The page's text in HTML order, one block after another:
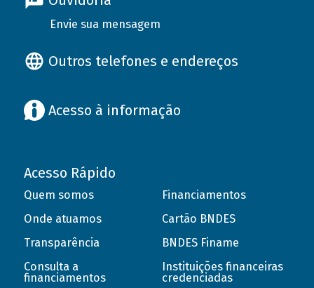
Envie sua mensagem
Outros telefones e endereços
Acesso à informação
Acesso Rápido
Quem somos
Onde atuamos
Transparência
Consulta a
financiamentos
Financiamentos
Cartão BNDES
BNDES Finame
Instituições financeiras
credenciadas